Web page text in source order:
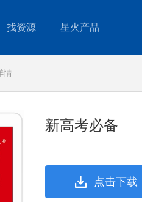
找资源 星火产品
情
新高考必备
点击下载